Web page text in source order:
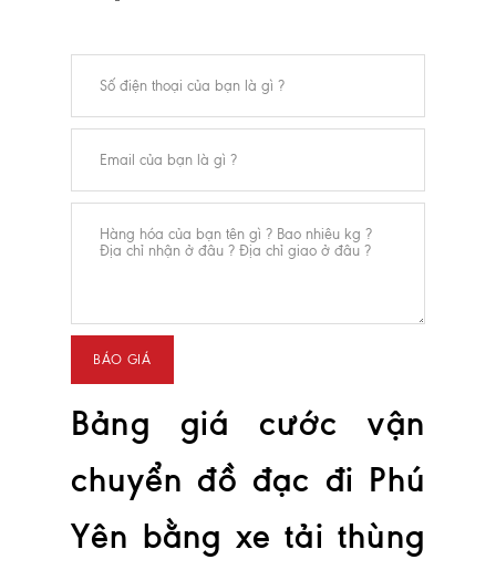
Bảng giá cước vận
chuyển đồ đạc đi Phú
Yên bằng xe tải thùng